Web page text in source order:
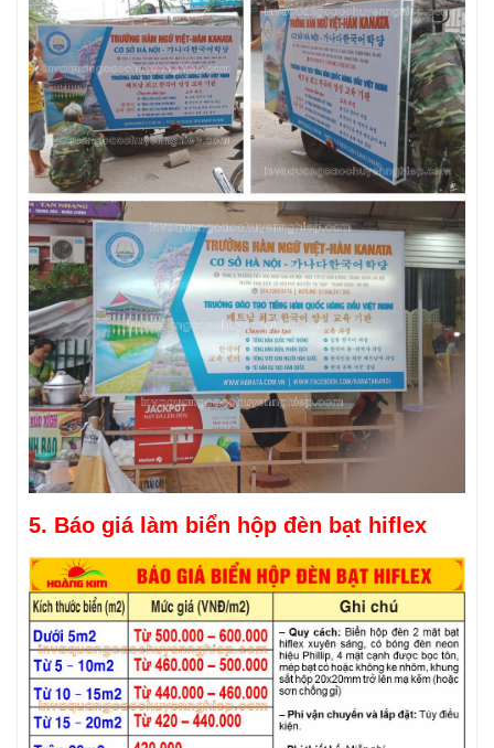
5. Báo giá làm biển hộp đèn bạt hiflex